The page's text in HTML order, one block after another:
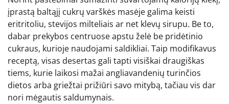
įprastą baltąjį cukrų varškės masėje galima keisti
eritritoliu, stevijos milteliais ar net klevų sirupu. Be to,
dabar prekybos centruose apstu želė be pridėtinio
cukraus, kurioje naudojami saldikliai. Taip modifikavus
receptą, visas desertas gali tapti visiškai draugiškas
tiems, kurie laikosi mažai angliavandenių turinčios
dietos arba griežtai prižiūri savo mitybą, tačiau vis dar
nori mėgautis saldumynais.